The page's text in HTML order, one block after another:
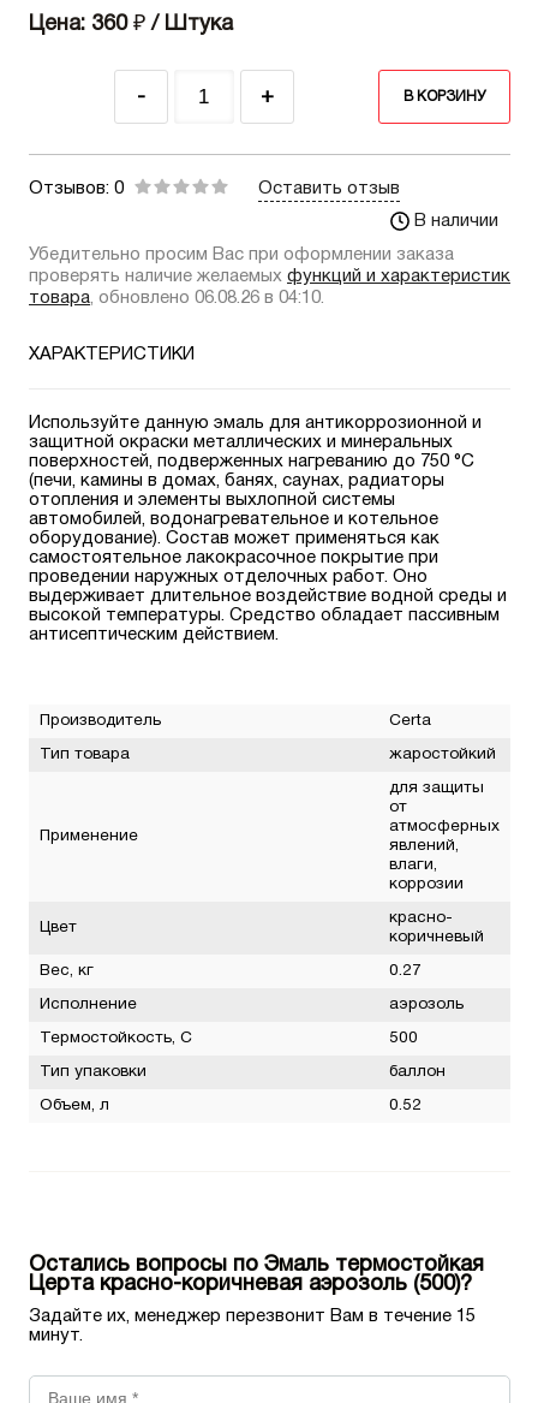
Цена: 360 ₽ / Штука
- + В КОРЗИНУ
Отзывов: 0
Оставить отзыв
В наличии
Убедительно просим Вас при оформлении заказа
проверять наличие желаемых функций и характеристик
товара, обновлено 06.08.26 в 04:10.
ХАРАКТЕРИСТИКИ
Используйте данную эмаль для антикоррозионной и
защитной окраски металлических и минеральных
поверхностей, подверженных нагреванию до 750 °С
(печи, камины в домах, банях, саунах, радиаторы
отопления и элементы выхлопной системы
автомобилей, водонагревательное и котельное
оборудование). Состав может применяться как
самостоятельное лакокрасочное покрытие при
проведении наружных отделочных работ. Оно
выдерживает длительное воздействие водной среды и
высокой температуры. Средство обладает пассивным
антисептическим действием.
Производитель Certa
Тип товара жаростойкий
Применение
для защиты
от
атмосферных
явлений,
влаги,
коррозии
Цвет
красно-
коричневый
Вес, кг 0.27
Исполнение аэрозоль
Термостойкость, С 500
Тип упаковки баллон
Объем, л 0.52
Остались вопросы по Эмаль термостойкая
Церта красно-коричневая аэрозоль (500)?
Задайте их, менеджер перезвонит Вам в течение 15
минут.